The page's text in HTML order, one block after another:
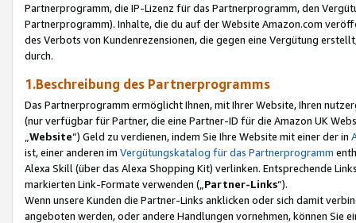
Partnerprogramm, die IP-Lizenz für das Partnerprogramm, den
Partnerprogramm). Inhalte, die du auf der Website Amazon.com
des Verbots von Kundenrezensionen, die gegen eine Vergütung
durch.
1.Beschreibung des Partnerprogramms
Das Partnerprogramm ermöglicht Ihnen, mit Ihrer Website, Ihren
(nur verfügbar für Partner, die eine Partner-ID für die Amazon UK
Website“) Geld zu verdienen, indem Sie Ihre Website mit einer der in
ist, einer anderen im Vergütungskatalog für das Partnerprogramm
Alexa Skill (über das Alexa Shopping Kit) verlinken. Entsprechende
markierten Link-Formate verwenden („ Partner-Links“).
Wenn unsere Kunden die Partner-Links anklicken oder sich damit
angeboten werden, oder andere Handlungen vornehmen, können Sie